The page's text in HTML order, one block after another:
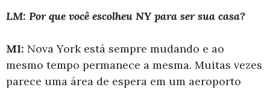
LM: Por que você escolheu NY para ser sua casa?
MI: Nova York está sempre mudando e ao
mesmo tempo permanece a mesma. Muitas vezes
parece uma área de espera em um aeroporto